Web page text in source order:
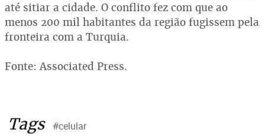
até sitiar a cidade. O conflito fez com que ao
menos 200 mil habitantes da região fugissem pela
fronteira com a Turquia.
Fonte: Associated Press.
Tags #celular